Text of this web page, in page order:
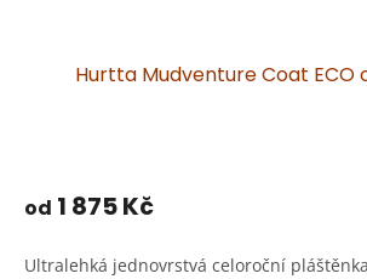
Hurtta Mudventure Coat ECO
od 1 875 Kč
Ultralehká jednovrstvá celoroční